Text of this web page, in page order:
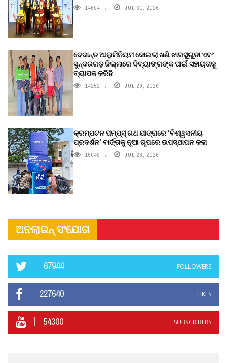
14604 JUL 31, 2026
ବେଦାନ୍ତ ଆଲୁମିନିୟମ କୋଇଲା ଖଣି ଝାରସୁଗୁଡା ଏବଂ
ସୁନ୍ଦରଗଡ଼ ଜିଲ୍ଲାରେ ଦିବ୍ୟାଙ୍ଗଙ୍କ ପାଇଁ ସହାୟତାକୁ
ବ୍ୟାପକ କରିଛି
14252 JUL 29, 2026
କ୍ରମ୍ପଟନ ପମ୍ପ୍‌ସ୍‌ ରଥ ଯାତ୍ରାରେ ‘ବିଶ୍ୱସନୀୟ
ପ୍ରଦର୍ଶନ’ ବାର୍ତ୍ତାକୁ ନୂଆ ରୂପରେ ଉପସ୍ଥାପନ କଲା
15049 JUL 28, 2026
ଅନଲାଇନ୍ ସଂଯୋଗ
67944 FOLLOWERS
227640 LIKES
54300 SUBSCRIBERS